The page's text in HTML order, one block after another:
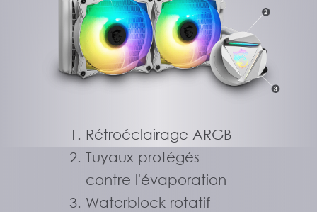
Rétroéclairage ARGB
Tuyaux protégés
contre l'évaporation
Waterblock rotatif